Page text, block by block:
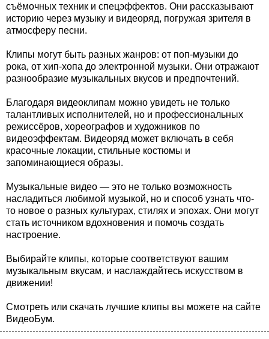
съёмочных техник и спецэффектов. Они рассказывают
историю через музыку и видеоряд, погружая зрителя в
атмосферу песни.
Клипы могут быть разных жанров: от поп-музыки до
рока, от хип-хопа до электронной музыки. Они отражают
разнообразие музыкальных вкусов и предпочтений.
Благодаря видеоклипам можно увидеть не только
талантливых исполнителей, но и профессиональных
режиссёров, хореографов и художников по
видеоэффектам. Видеоряд может включать в себя
красочные локации, стильные костюмы и
запоминающиеся образы.
Музыкальные видео — это не только возможность
насладиться любимой музыкой, но и способ узнать что-
то новое о разных культурах, стилях и эпохах. Они могут
стать источником вдохновения и помочь создать
настроение.
Выбирайте клипы, которые соответствуют вашим
музыкальным вкусам, и наслаждайтесь искусством в
движении!
Смотреть или скачать лучшие клипы вы можете на сайте
ВидеоБум.